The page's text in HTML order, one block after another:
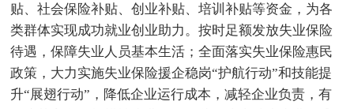
贴、社会保险补贴、创业补贴、培训补贴等资金，为各
类群体实现成功就业创业助力。按时足额发放失业保险
待遇，保障失业人员基本生活；全面落实失业保险惠民
政策，大力实施失业保险援企稳岗“护航行动”和技能提
升“展翅行动”，降低企业运行成本，减轻企业负责，有